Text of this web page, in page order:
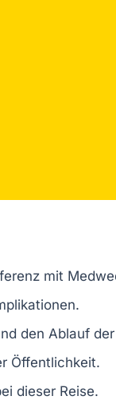
mit
den Ablauf
Öffentlichkeit.
dieser Reise.